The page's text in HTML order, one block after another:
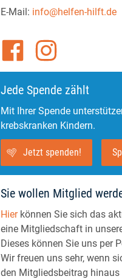
E-Mail: info@helfen-hilft.de
Jede Spende zählt
Mit Ihrer Spende
krebskranken Kindern.
Jetzt spenden!
Sie wollen Mitglied
Hierkönnen Sie sich das
eine Mitgliedschaft in
Dieses können Sie uns per
Wir freuen uns sehr, wenn
den Mitgliedsbeitrag